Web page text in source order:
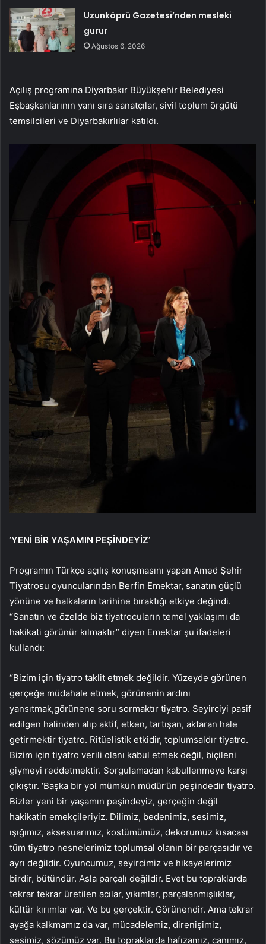
Uzunköprü Gazetesi’nden mesleki
gurur
Ağustos 6, 2026
Açılış programına Diyarbakır Büyükşehir Belediyesi
Eşbaşkanlarının yanı sıra sanatçılar, sivil toplum örgütü
temsilcileri ve Diyarbakırlılar katıldı.
‘YENİ BİR YAŞAMIN PEŞİNDEYİZ’
Programın Türkçe açılış konuşmasını yapan Amed Şehir
Tiyatrosu oyuncularından Berfin Emektar, sanatın güçlü
yönüne ve halkaların tarihine bıraktığı etkiye değindi.
“Sanatın ve özelde biz tiyatrocuların temel yaklaşımı da
hakikati görünür kılmaktır” diyen Emektar şu ifadeleri
kullandı:
“Bizim için tiyatro taklit etmek değildir. Yüzeyde görünen
gerçeğe müdahale etmek, görünenin ardını
yansıtmak,görünene soru sormaktır tiyatro. Seyirciyi pasif
edilgen halinden alıp aktif, etken, tartışan, aktaran hale
getirmektir tiyatro. Ritüelistik etkidir, toplumsaldır tiyatro.
Bizim için tiyatro verili olanı kabul etmek değil, biçileni
giymeyi reddetmektir. Sorgulamadan kabullenmeye karşı
çıkıştır. ‘Başka bir yol mümkün müdür’ün peşindedir tiyatro.
Bizler yeni bir yaşamın peşindeyiz, gerçeğin değil
hakikatin emekçileriyiz. Dilimiz, bedenimiz, sesimiz,
ışığımız, aksesuarımız, kostümümüz, dekorumuz kısacası
tüm tiyatro nesnelerimiz toplumsal olanın bir parçasıdır ve
ayrı değildir. Oyuncumuz, seyircimiz ve hikayelerimiz
birdir, bütündür. Asla parçalı değildir. Evet bu topraklarda
tekrar tekrar üretilen acılar, yıkımlar, parçalanmışlıklar,
kültür kırımlar var. Ve bu gerçektir. Görünendir. Ama tekrar
ayağa kalkmamız da var, mücadelemiz, direnişimiz,
sesimiz, sözümüz var. Bu topraklarda hafızamız, canımız,